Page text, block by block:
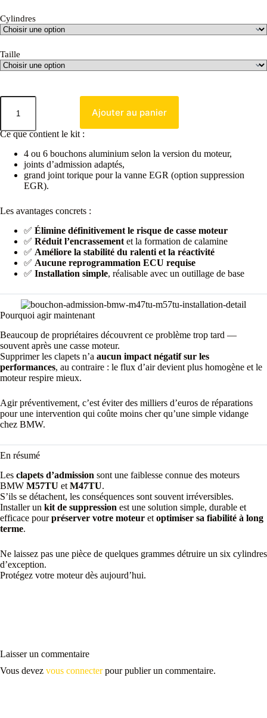
Cylindres
Taille
Ajouter au panier
Ce que contient le kit :
4 ou 6 bouchons aluminium selon la version du moteur,
joints d’admission adaptés,
grand joint torique pour la vanne EGR (option suppression
EGR).
Les avantages concrets :
✅ Élimine définitivement le risque de casse moteur
✅ Réduit l’encrassement et la formation de calamine
✅ Améliore la stabilité du ralenti et la réactivité
✅ Aucune reprogrammation ECU requise
✅ Installation simple, réalisable avec un outillage de base
Pourquoi agir maintenant
Beaucoup de propriétaires découvrent ce problème trop tard —
souvent après une casse moteur.
Supprimer les clapets n’a aucun impact négatif sur les
performances, au contraire : le flux d’air devient plus homogène et le
moteur respire mieux.
Agir préventivement, c’est éviter des milliers d’euros de réparations
pour une intervention qui coûte moins cher qu’une simple vidange
chez BMW.
En résumé
Les clapets d’admission sont une faiblesse connue des moteurs
BMW M57TU et M47TU.
S’ils se détachent, les conséquences sont souvent irréversibles.
Installer un kit de suppression est une solution simple, durable et
efficace pourpréserver votre moteur et optimiser sa fiabilité à long
terme.
Ne laissez pas une pièce de quelques grammes détruire un six cylindres
d’exception.
Protégez votre moteur dès aujourd’hui.
Laisser un commentaire
Vous devez vous connecterpour publier un commentaire.